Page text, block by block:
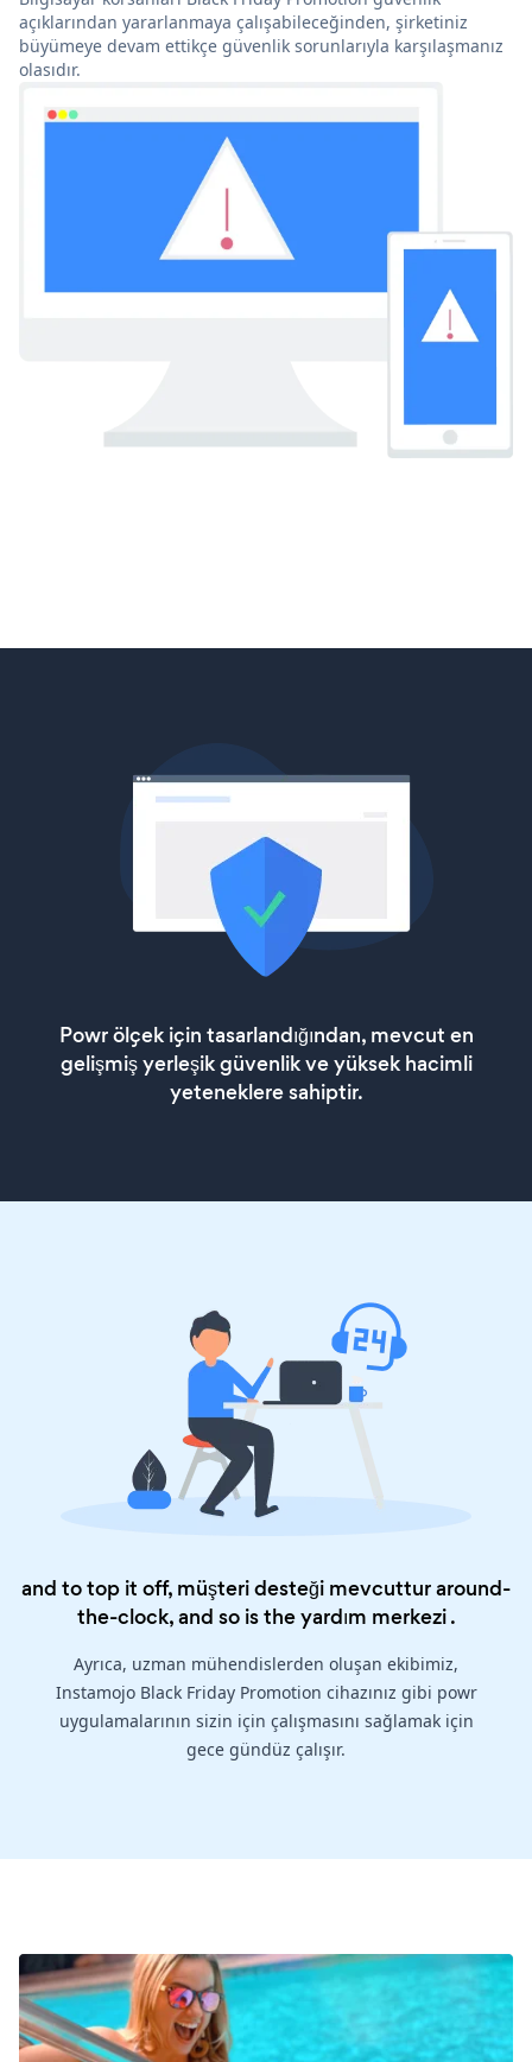
açıklarından yararlanmaya çalışabileceğinden, şirketiniz
büyümeye devam ettikçe güvenlik sorunlarıyla karşılaşmanız
olasıdır.
Powr ölçek için tasarlandığından, mevcut en
gelişmiş yerleşik güvenlik ve yüksek hacimli
yeteneklere sahiptir.
and to top it off, müşteri desteği mevcuttur around-
the-clock, and so is theyardım merkezi.
Ayrıca, uzman mühendislerden oluşan ekibimiz,
Instamojo Black Friday Promotion cihazınız gibi powr
uygulamalarının sizin için çalışmasını sağlamak için
gece gündüz çalışır.